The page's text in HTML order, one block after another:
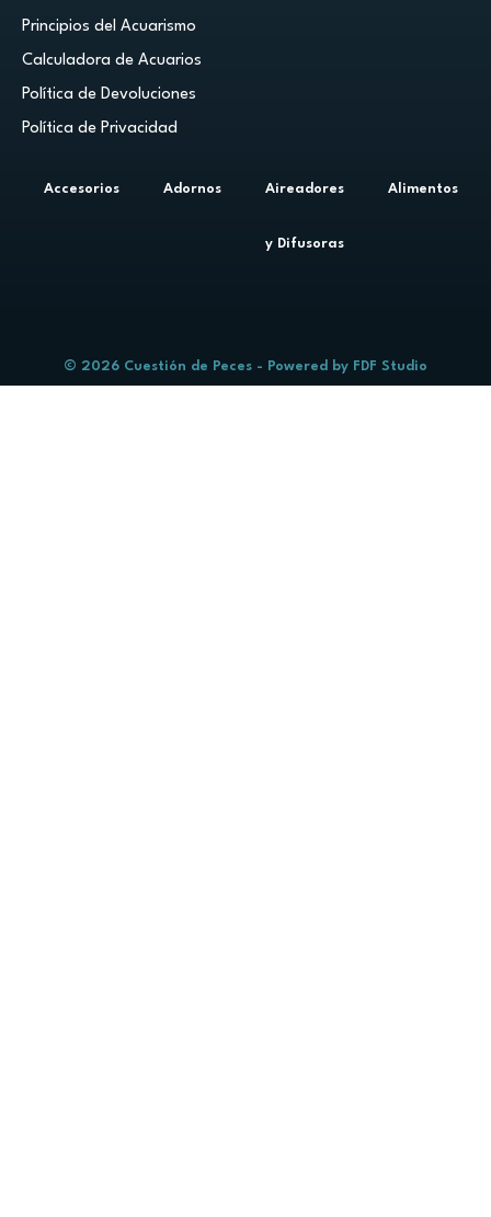
Principios del Acuarismo
Calculadora de Acuarios
Política de Devoluciones
Política de Privacidad
Accesorios Adornos Aireadores
y Difusoras
Alimentos
© 2026 Cuestión de Peces - Powered by FDF Studio